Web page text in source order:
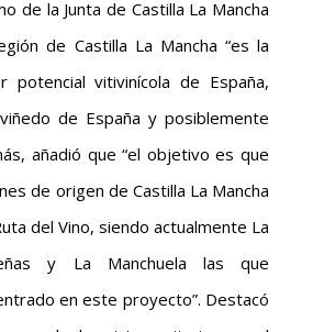
de la Junta de Castilla La Mancha
de Castilla La Mancha “es la
potencial vitivinícola de España,
de España y posiblemente
añadió que “el objetivo es que
de origen de Castilla La Mancha
del Vino, siendo actualmente La
y La Manchuela las que
en este proyecto”. Destacó